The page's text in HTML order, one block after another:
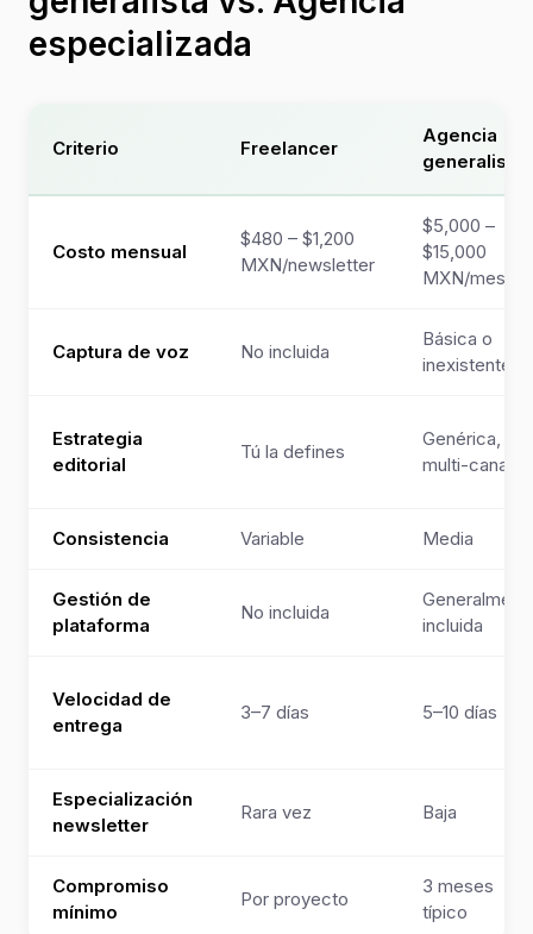
especializada
Criterio Freelancer
Agencia
generalista
Costo mensual
$480 – $1,200
MXN/newsletter
$5,000 –
$15,000
MXN/mes
Captura de voz No incluida
Básica o
inexistente
Estrategia
editorial
Tú la defines
Genérica,
multi-canal
Consistencia Variable Media
Gestión de
plataforma
No incluida
incluida
Velocidad de
entrega
3–7 días 5–10 días
Especialización
newsletter
Rara vez Baja
Compromiso
mínimo
Por proyecto
3 meses
típico